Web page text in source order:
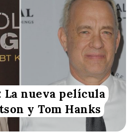
La nueva película
y Tom Hanks